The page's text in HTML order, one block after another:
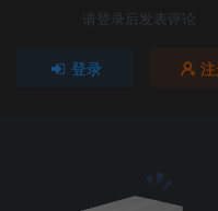
有着竞媒无法企及的强有力优势
家利海囊优远平求发平百度百科
硅油洗头水怎么样、氨基酸慕斯
发水无硅油无硫酸盐无硅洗发水
请登录后发表评论
登录